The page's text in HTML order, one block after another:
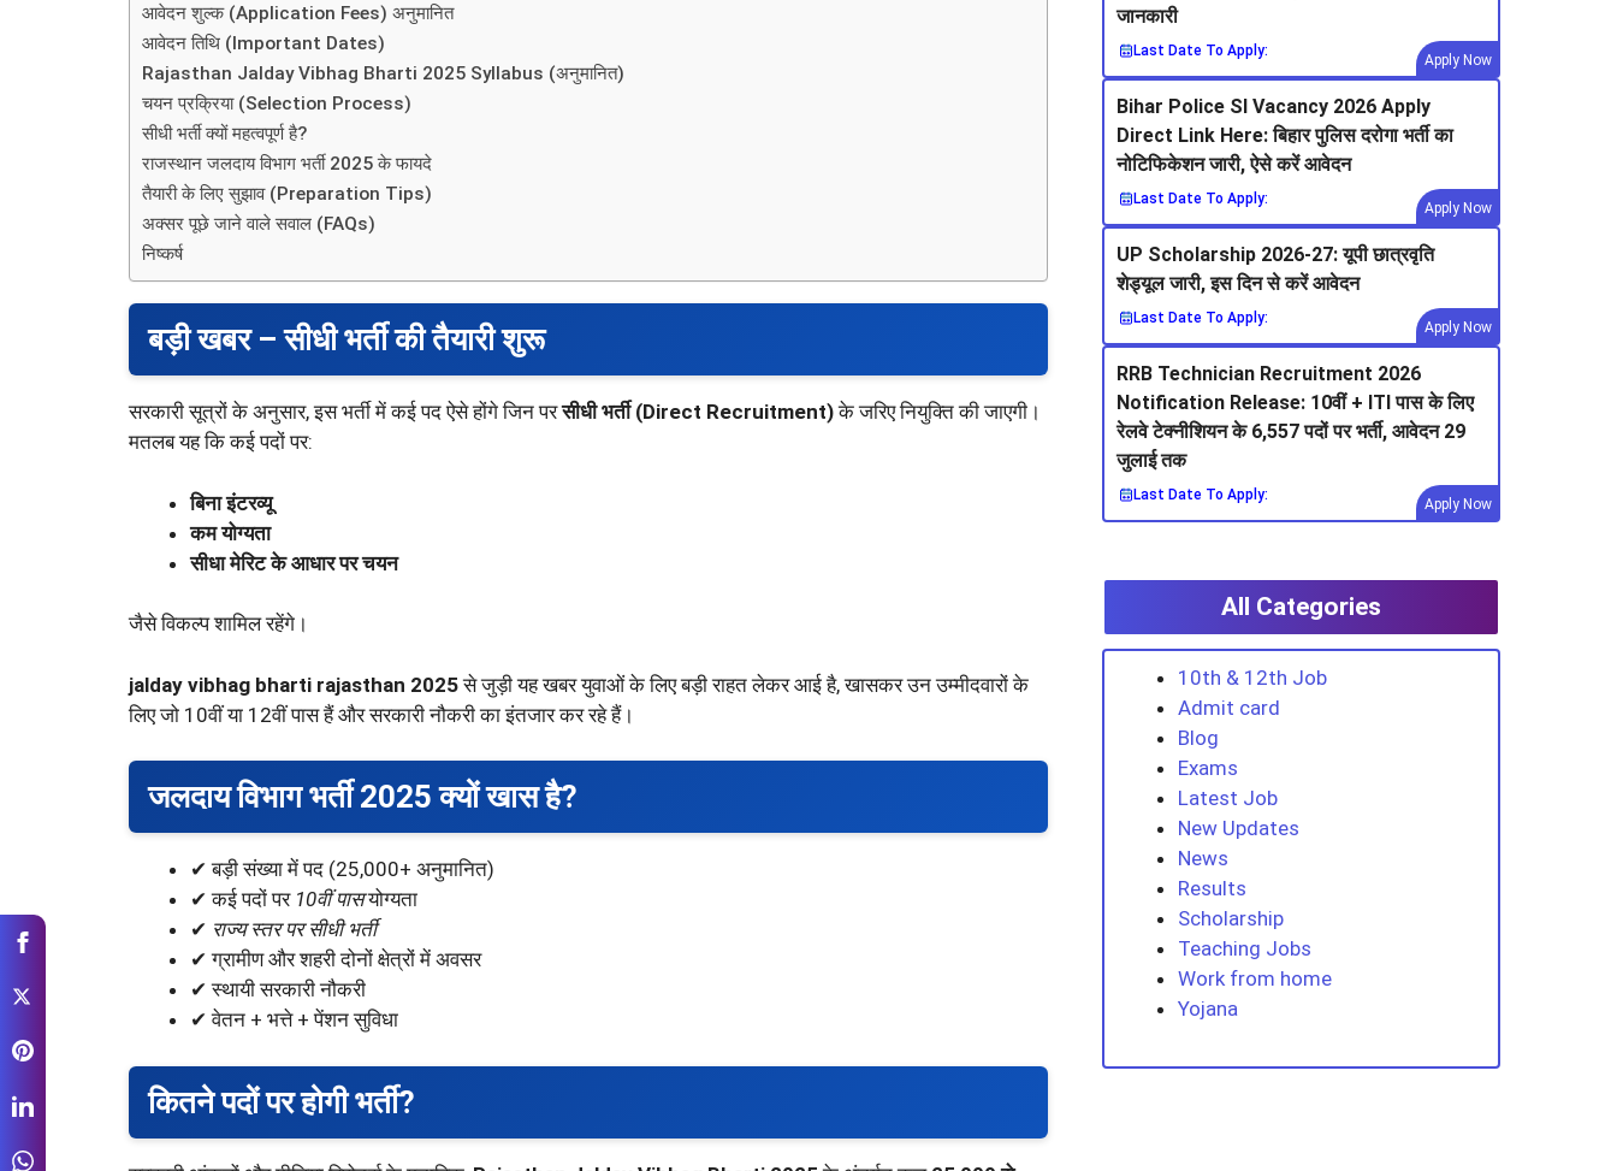
आवेदन शुल्क (Application Fees) अनुमानित
आवेदन तिथि (Important Dates)
Rajasthan Jalday Vibhag Bharti 2025 Syllabus (अनुमानित)
चयन प्रक्रिया (Selection Process)
सीधी भर्ती क्यों महत्वपूर्ण है?
राजस्थान जलदाय विभाग भर्ती 2025 के फायदे
तैयारी के लिए सुझाव (Preparation Tips)
अक्सर पूछे जाने वाले सवाल (FAQs)
निष्कर्ष
बड़ी खबर – सीधी भर्ती की तैयारी शुरू
सरकारी सूत्रों के अनुसार, इस भर्ती में कई पद ऐसे होंगे जिन परसीधी भर्ती (Direct Recruitment)के जरिए नियुक्ति की जाएगी।
मतलब यह कि कई पदों पर:
बिना इंटरव्यू
कम योग्यता
सीधा मेरिट के आधार पर चयन
जैसे विकल्प शामिल रहेंगे।
jalday vibhag bharti rajasthan 2025से जुड़ी यह खबर युवाओं के लिए बड़ी राहत लेकर आई है, खासकर उन उम्मीदवारों के
लिए जो 10वीं या 12वीं पास हैं और सरकारी नौकरी का इंतजार कर रहे हैं।
जलदाय विभाग भर्ती 2025 क्यों खास है?
✔ बड़ी संख्या में पद (25,000+ अनुमानित)
✔ कई पदों पर 10वीं पासयोग्यता
✔ राज्य स्तर पर सीधी भर्ती
✔ ग्रामीण और शहरी दोनों क्षेत्रों में अवसर
✔ स्थायी सरकारी नौकरी
✔ वेतन + भत्ते + पेंशन सुविधा
कितने पदों पर होगी भर्ती?
जानकारी
Last Date To Apply:
Apply Now
Bihar Police SI Vacancy 2026 Apply
Direct Link Here: बिहार पुलिस दरोगा भर्ती का
नोटिफिकेशन जारी, ऐसे करें आवेदन
Last Date To Apply:
Apply Now
UP Scholarship 2026-27: यूपी छात्रवृति
शेड्यूल जारी, इस दिन से करें आवेदन
Last Date To Apply:
Apply Now
RRB Technician Recruitment 2026
Notification Release: 10वीं + ITI पास के लिए
रेलवे टेक्नीशियन के 6,557 पदों पर भर्ती, आवेदन 29
जुलाई तक
Last Date To Apply:
Apply Now
All Categories
10th & 12th Job
Admit card
Blog
Exams
Latest Job
New Updates
News
Results
Scholarship
Teaching Jobs
Work from home
Yojana